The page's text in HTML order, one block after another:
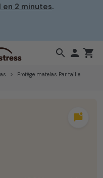
2 minutes.
search  shopping_cart
Protège matelas Par taille
mark_chat_unread